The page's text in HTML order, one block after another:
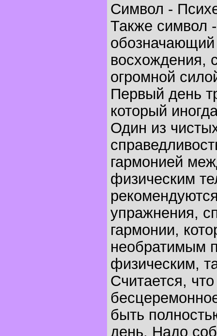
Символ -
Также символ
обозначающий
восхождения,
огромной
Первый день
который
Один из
гармонией
физическим
упражнения,
гармонии,
необратимым
физическим,
Считается,
быть
день. Надо